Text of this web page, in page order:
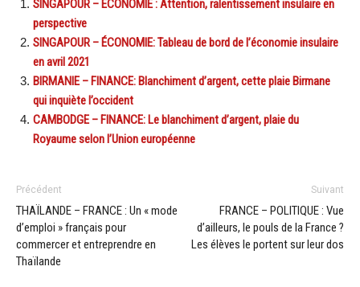
SINGAPOUR – ÉCONOMIE : Attention, ralentissement insulaire en
perspective
SINGAPOUR – ÉCONOMIE: Tableau de bord de l’économie insulaire
en avril 2021
BIRMANIE – FINANCE: Blanchiment d’argent, cette plaie Birmane
qui inquiète l’occident
CAMBODGE – FINANCE: Le blanchiment d’argent, plaie du
Royaume selon l’Union européenne
Précédent
THAÏLANDE – FRANCE : Un « mode
d’emploi » français pour
commercer et entreprendre en
Thaïlande
Suivant
FRANCE – POLITIQUE : Vue
d’ailleurs, le pouls de la France ?
Les élèves le portent sur leur dos